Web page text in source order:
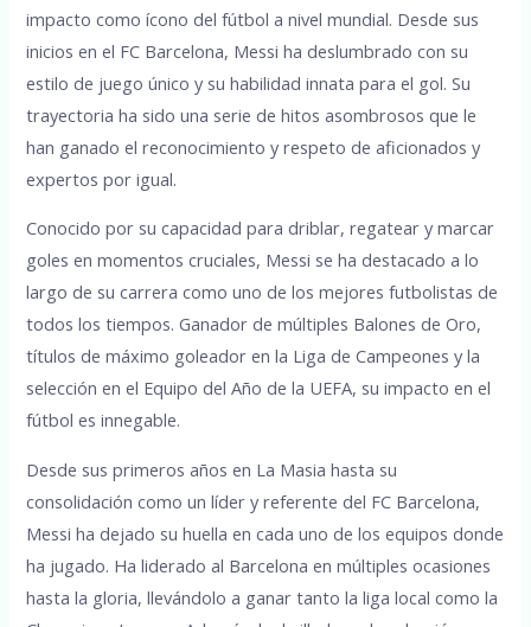
impacto como ícono del fútbol a nivel mundial. Desde sus
inicios en el FC Barcelona, Messi ha deslumbrado con su
estilo de juego único y su habilidad innata para el gol. Su
trayectoria ha sido una serie de hitos asombrosos que le
han ganado el reconocimiento y respeto de aficionados y
expertos por igual.
Conocido por su capacidad para driblar, regatear y marcar
goles en momentos cruciales, Messi se ha destacado a lo
largo de su carrera como uno de los mejores futbolistas de
todos los tiempos. Ganador de múltiples Balones de Oro,
títulos de máximo goleador en la Liga de Campeones y la
selección en el Equipo del Año de la UEFA, su impacto en el
fútbol es innegable.
Desde sus primeros años en La Masia hasta su
consolidación como un líder y referente del FC Barcelona,
Messi ha dejado su huella en cada uno de los equipos donde
ha jugado. Ha liderado al Barcelona en múltiples ocasiones
hasta la gloria, llevándolo a ganar tanto la liga local como la